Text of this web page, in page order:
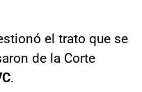
el trato que se
de la Corte
.